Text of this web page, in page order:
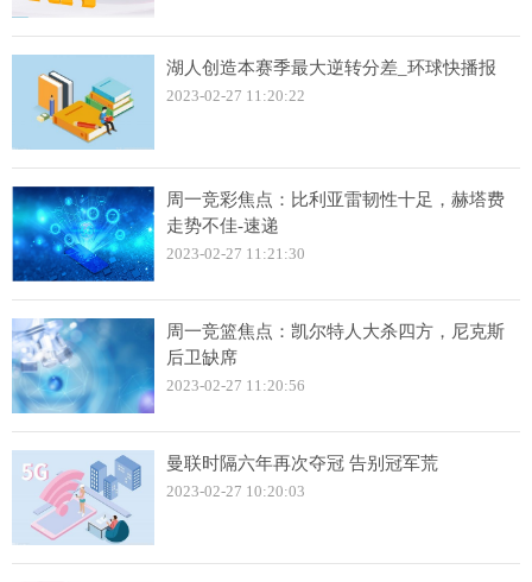
湖人创造本赛季最大逆转分差_环球快播报
2023-02-27 11:20:22
周一竞彩焦点：比利亚雷韧性十足，赫塔费
走势不佳-速递
2023-02-27 11:21:30
周一竞篮焦点：凯尔特人大杀四方，尼克斯
后卫缺席
2023-02-27 11:20:56
曼联时隔六年再次夺冠 告别冠军荒
2023-02-27 10:20:03